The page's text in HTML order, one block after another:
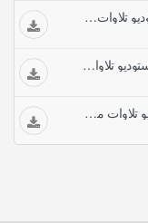
لقمان السجدة محمود خليل الحصري استوديو تلاوات مجودة
آل عمران 15 41 محمود خليل الحصري استوديو تلاوات مجودة
آل عمران 4 محمود خليل الحصري استوديو تلاوات مجودة